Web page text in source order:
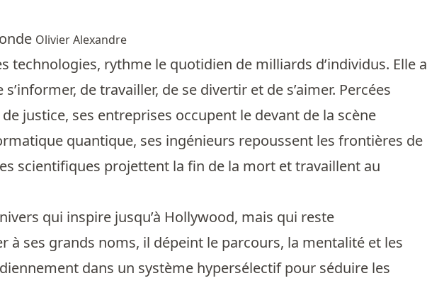
Olivier Alexandre
technologies, rythme le quotidien de milliards d’individus. Elle a
de travailler, de se divertir et de s’aimer. Percées
justice, ses entreprises occupent le devant de la scène
quantique, ses ingénieurs repoussent les frontières de
scientifiques projettent la fin de la mort et travaillent au
qui inspire jusqu’à Hollywood, mais qui reste
à ses grands noms, il dépeint le parcours, la mentalité et les
dans un système hypersélectif pour séduire les